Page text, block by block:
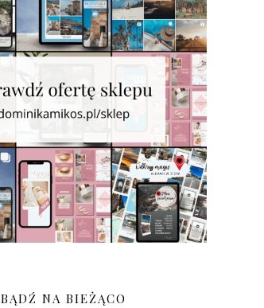
BĄDŹ NA BIEŻĄCO